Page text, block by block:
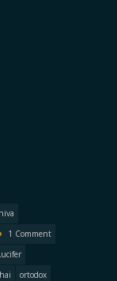
1 Comment
ortodox